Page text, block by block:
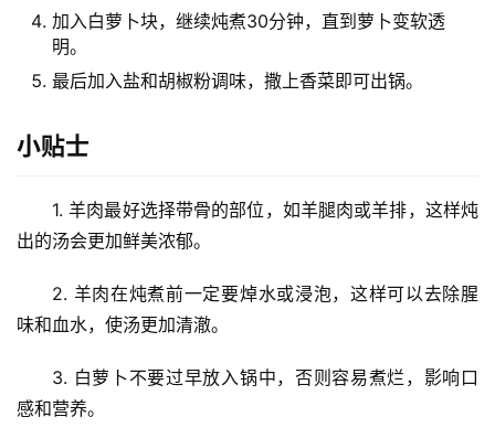
加入白萝卜块，继续炖煮30分钟，直到萝卜变软透
明。
最后加入盐和胡椒粉调味，撒上香菜即可出锅。
小贴士
1. 羊肉最好选择带骨的部位，如羊腿肉或羊排，这样炖
出的汤会更加鲜美浓郁。
2. 羊肉在炖煮前一定要焯水或浸泡，这样可以去除腥
味和血水，使汤更加清澈。
3. 白萝卜不要过早放入锅中，否则容易煮烂，影响口
感和营养。